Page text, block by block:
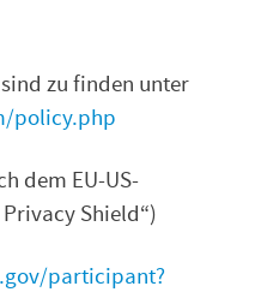
zu finden unter
policy.php
dem EU-US-
Shield“)
participant?